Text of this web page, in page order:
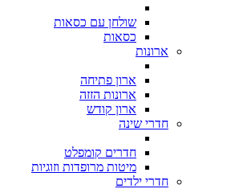
שולחן עם כסאות
כסאות
ארונות
ארון פתיחה
ארונות הזזה
ארון קודש
חדרי שינה
חדרים קומפלט
מיטות מרופדות וזוגיות
חדרי ילדים